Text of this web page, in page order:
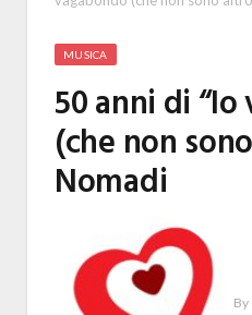
MUSICA
50 anni di
(che non
Nomadi
By